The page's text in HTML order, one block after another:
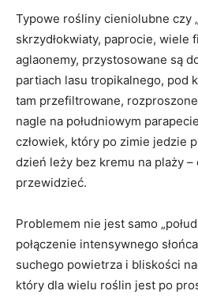
Typowe rośliny cieniolubne czy
skrzydłokwiaty, paprocie, wiele
aglaonemy, przystosowane są
partiach lasu tropikalnego, pod
tam przefiltrowane,
nagle na południowym
człowiek, który po zimie jedzie
dzień leży bez kremu na plaży
przewidzieć.
Problemem nie jest samo
połączenie intensywnego
suchego powietrza i bliskości
który dla wielu roślin jest po